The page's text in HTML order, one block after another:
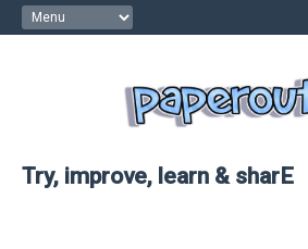
Try, improve, learn & sharE